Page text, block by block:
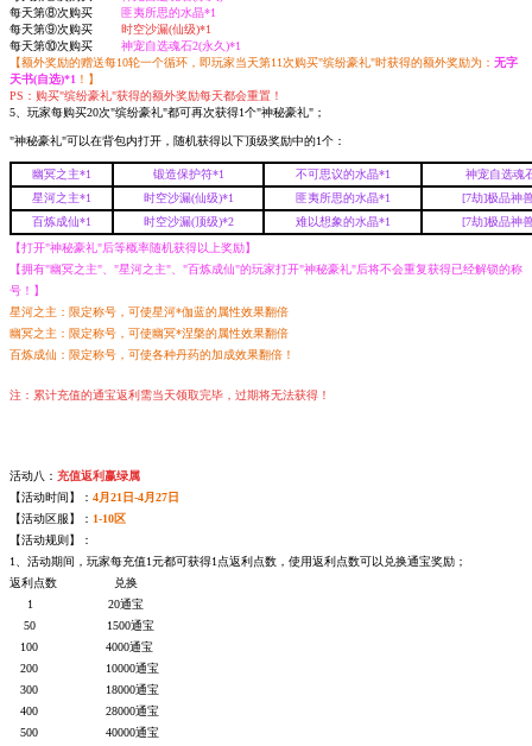
每天第⑧次购买 匪夷所思的水晶*1
每天第⑨次购买 时空沙漏(仙级)*1
每天第⑩次购买 神宠自选魂石2(永久)*1
【额外奖励的赠送每10轮一个循环，即玩家当天第11次购买"缤纷豪礼"时获得的额外奖励为： 无字
天书(自选)*1 ！】
PS：购买"缤纷豪礼"获得的额外奖励每天都会重置！
5、玩家每购买20次"缤纷豪礼"都可再次获得1个"神秘豪礼"；
"神秘豪礼"可以在背包内打开，随机获得以下顶级奖励中的1个：
幽冥之主*1 锻造保护符*1 不可思议的水晶*1
神宠自选魂
星河之主*1
时空沙漏(仙级)*1 匪夷所思的水晶*1
[7劫]极品神
百炼成仙*1
时空沙漏(顶级)*2 难以想象的水晶*1
[7劫]极品神
【打开"神秘豪礼"后等概率随机获得以上奖励】
【拥有"幽冥之主"、"星河之主"、"百炼成仙"的玩家打开"神秘豪礼"后将不会重复获得已经解锁的称
号！】
星河之主：限定称号，可使星河*伽蓝的属性效果翻倍
幽冥之主：限定称号，可使幽冥*涅槃的属性效果翻倍
百炼成仙：限定称号，可使各种丹药的加成效果翻倍！
注：累计充值的通宝返利需当天领取完毕，过期将无法获得！
活动八： 充值返利赢绿属
【活动时间】： 4月21日-4月27日
【活动区服】： 1-10区
【活动规则】：
1、活动期间，玩家每充值1元都可获得1点返利点数，使用返利点数可以兑换通宝奖励；
返利点数 兑换
1 20通宝
50 1500通宝
100 4000通宝
200 10000通宝
300 18000通宝
400 28000通宝
500 40000通宝